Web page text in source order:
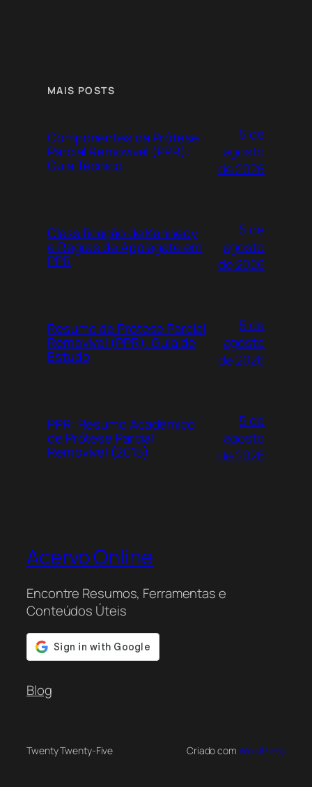
MAIS POSTS
Componentes da Prótese
Parcial Removível (PPR):
Guia Técnico
5 de
agosto
de 2026
Classificação de Kennedy
e Regras de Applegate em
PPR
5 de
agosto
de 2026
Resumo de Prótese Parcial
Removível (PPR): Guia de
Estudo
5 de
agosto
de 2026
PPR: Resumo Acadêmico
de Prótese Parcial
Removível (2015)
5 de
agosto
de 2026
Acervo Online
Encontre Resumos, Ferramentas e
Conteúdos Úteis
Blog
Twenty Twenty-Five Criado com WordPress